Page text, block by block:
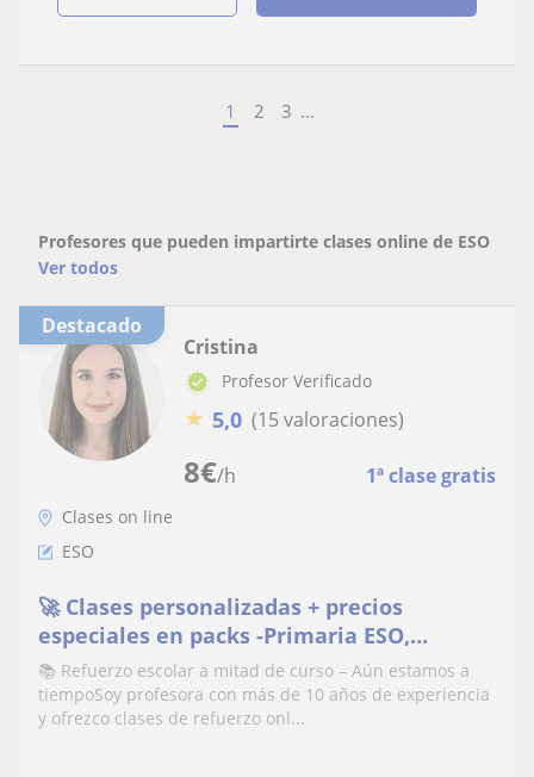
1 2 3 ...
Profesores que pueden impartirte clases online de ESO
Ver todos
Destacado
8€/h 1ª clase gratis
Cristina
Profesor Verificado
★ 5,0 (15 valoraciones)
Clases on line
ESO
🚀 Clases personalizadas + precios
especiales en packs -Primaria ESO,
Bachillerato y Pruebas para adultos 📚
¡Infórmate ya!
📚 Refuerzo escolar a mitad de curso – Aún estamos a
tiempoSoy profesora con más de 10 años de experiencia
y ofrezco clases de refuerzo onl...